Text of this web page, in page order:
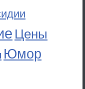
Цены
Юмор